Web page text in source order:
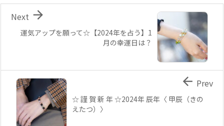
運気アップを願って☆【2024年を占う】1
月の幸運日は？

Next
☆ 謹 賀 新 年 ☆2024年 辰年〈 甲辰（きの
えたつ）〉
 Prev